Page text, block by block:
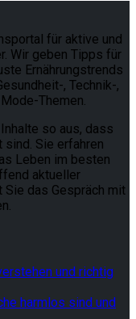
für aktive und
Wir geben Tipps für
Ernährungstrends
, Technik-,
Themen.
so aus, dass
Sie erfahren
Leben im besten
aktueller
Sie das Gespräch mit
und richtig
harmlos sind und